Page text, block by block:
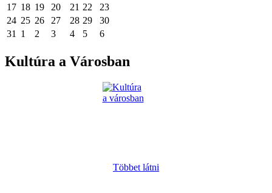
17 18 19 20 21 22
23
24 25 26 27 28 29
30
31
1 2 3 4 5 6
Kultúra a Városban
Többet látni